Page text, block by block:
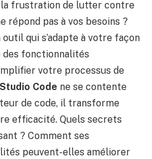
la frustration de lutter contre
répond pas à vos besoins ?
qui s’adapte à votre façon
fonctionnalités
votre processus de
Code ne se contente
de code, il transforme
efficacité. Quels secrets
? Comment ses
peuvent-elles améliorer